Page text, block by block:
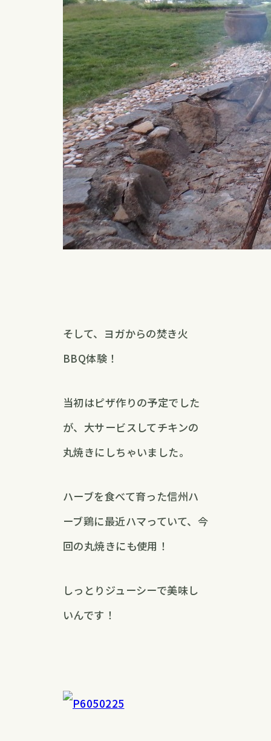
そして、ヨガからの焚き火
BBQ体験！
当初はピザ作りの予定でした
が、大サービスしてチキンの
丸焼きにしちゃいました。
ハーブを食べて育った信州ハ
ーブ鶏に最近ハマっていて、今
回の丸焼きにも使用！
しっとりジューシーで美味し
いんです！